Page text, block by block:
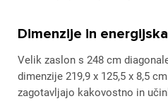
Dimenzije in
Velik zaslon s 248 cm
dimenzije 219,9 x 125,5 x 8,5
zagotavljajo kakovostno in